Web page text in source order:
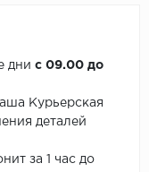
дни с 09.00 до
Курьерская
деталей
за 1 час до